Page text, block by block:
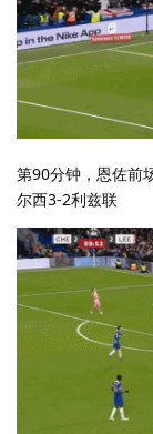
第90分钟，恩佐前
尔西3-2利兹联